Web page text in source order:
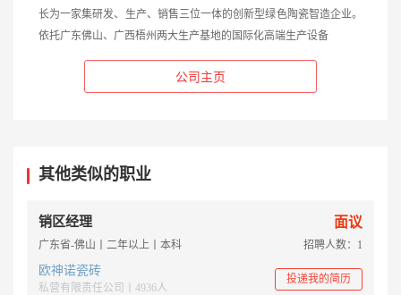
长为一家集研发、生产、销售三位一体的创新型绿色陶瓷智造企业。
依托广东佛山、广西梧州两大生产基地的国际化高端生产设备
公司主页
其他类似的职业
销区经理 面议
广东省-佛山丨二年以上丨本科 招聘人数：1
欧神诺瓷砖
私营有限责任公司丨4936人
投递我的简历